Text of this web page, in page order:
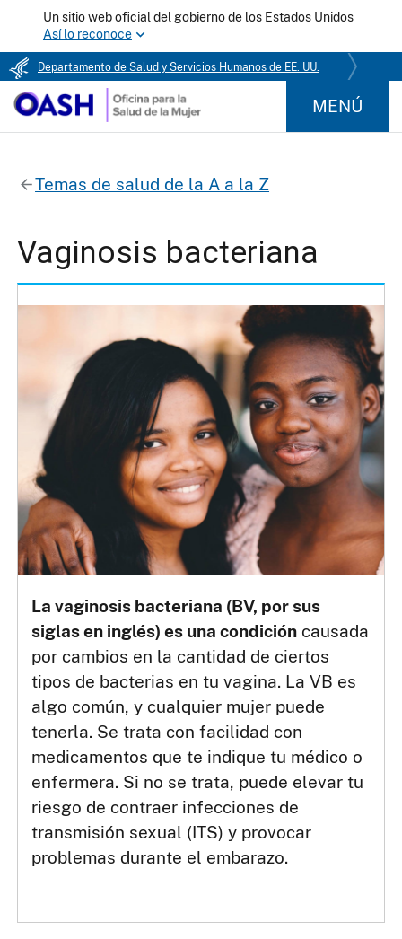
Un sitio web oficial del gobierno de los Estados Unidos
Así lo reconoce
Departamento de Salud y Servicios Humanos de EE. UU.
MENÚ
Temas de salud de la A a la Z
Vaginosis bacteriana
La vaginosis bacteriana (BV, por sus
siglas en inglés) es una condición causada
por cambios en la cantidad de ciertos
tipos de bacterias en tu vagina. La VB es
algo común, y cualquier mujer puede
tenerla. Se trata con facilidad con
medicamentos que te indique tu médico o
enfermera. Si no se trata, puede elevar tu
riesgo de contraer infecciones de
transmisión sexual (ITS) y provocar
problemas durante el embarazo.